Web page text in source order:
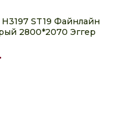
ST19 Файнлайн
2800*2070 Эггер